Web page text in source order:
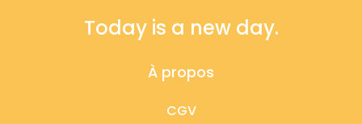
Today is a new day.
À propos
CGV